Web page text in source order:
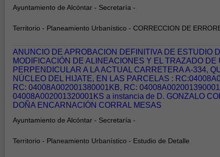
Ayuntamiento de Alcóntar - Secretaría -
Territorio - Planeamiento Urbanístico - CORRECCION DE
ANUNCIO DE APROBACION DEFINITIVA DE ESTUDIO
MODIFICACIÓN DE ALINEACIONES Y EL TRAZADO DE
PERPENDICULAR A LA ACTUAL CARRETERA A-334,
NÚCLEO DEL HIJATE, EN LAS PARCELAS :
RC: 04008A002001380001KB, RC:
04008A002001320001KS a instancia de D. GONZALO
DOÑA ENCARNACIÓN CORRAL MESAS
Ayuntamiento de Alcóntar - Secretaría -
Territorio - Planeamiento Urbanístico - Estudio de Detalle